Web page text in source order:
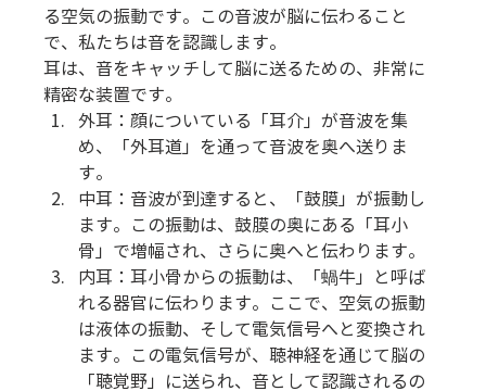
る空気の振動です。この音波が脳に伝わること
で、私たちは音を認識します。
耳は、音をキャッチして脳に送るための、非常に
精密な装置です。
外耳：顔についている「耳介」が音波を集
め、「外耳道」を通って音波を奥へ送りま
す。
中耳：音波が到達すると、「鼓膜」が振動し
ます。この振動は、鼓膜の奥にある「耳小
骨」で増幅され、さらに奥へと伝わります。
内耳：耳小骨からの振動は、「蝸牛」と呼ば
れる器官に伝わります。ここで、空気の振動
は液体の振動、そして電気信号へと変換され
ます。この電気信号が、聴神経を通じて脳の
「聴覚野」に送られ、音として認識されるの